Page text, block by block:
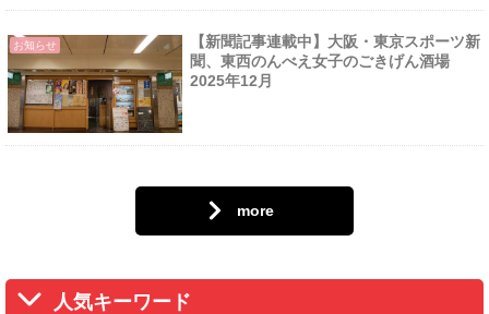
お知らせ
【新聞記事連載中】大阪・東京スポーツ新
聞、東西のんべえ女子のごきげん酒場
2025年12月
more
人気キーワード